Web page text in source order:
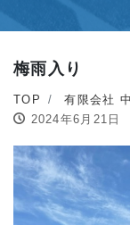
梅雨入り
TOP 有限会社
2024年6月21日